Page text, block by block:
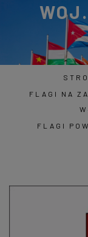
FLAGI NA
FLAGI